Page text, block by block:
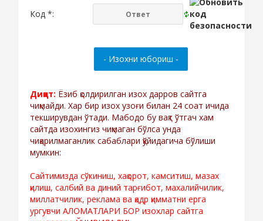
Код *:
Диққат: Ёзиб қолдирилган изох дарров сайтга
чиқмайди. Хар бир изох узоғи билан 24 соат ичида
текширувдан ўтади. Мабодо бу вақт ўтгач хам
сайтда изохингиз чиқмаган бўлса унда
чиқарилмаганлик сабаблари қўйидагича бўлиши
мумкин:
Сайтимизда сўкиниш, хақорот, камситиш, мазах
қилиш, салбий ва диний тарғибот, махалийчилик,
миллатчилик, реклама ва қадр қимматни ерга
ургувчи АЛОМАТЛАРИ БОР изохлар сайтга